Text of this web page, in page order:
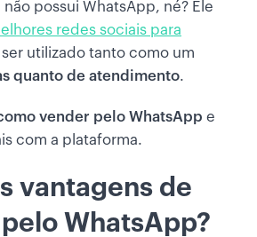
possui WhatsApp, né? Ele
redes sociais para
utilizado tanto como um
quanto de atendimento.
vender pelo WhatsApp e
com a plataforma.
vantagens de
WhatsApp?